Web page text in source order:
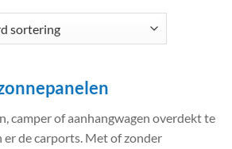
camper of aanhangwagen overdekt te
er de carports. Met of zonder